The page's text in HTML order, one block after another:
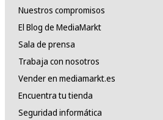
Nuestros compromisos
El Blog de MediaMarkt
Sala de prensa
Trabaja con nosotros
Vender en mediamarkt.es
Encuentra tu tienda
Seguridad informática